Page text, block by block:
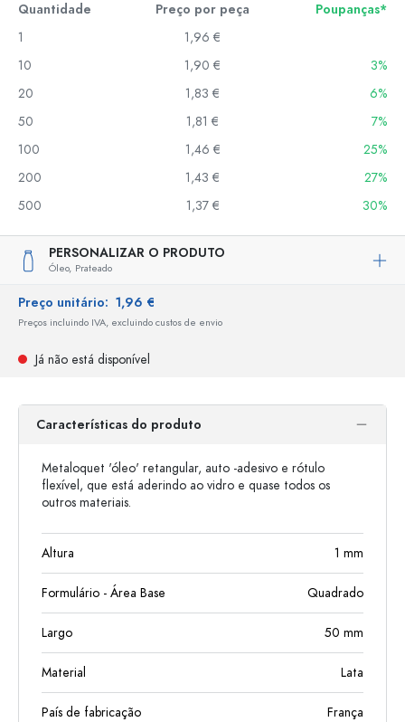
Quantidade Preço por peça
Poupanças*
1
1,96 €
10
1,90 €
3%
20
1,83 €
6%
50
1,81 €
7%
100
1,46 €
25%
200
1,43 €
27%
500
1,37 € 30%
PERSONALIZAR O PRODUTO
Óleo, Prateado
Preço unitário: 1,96 €
Preços incluindo IVA, excluindo custos de envio
Já não está disponível
Características do produto
Metaloquet 'óleo' retangular, auto -adesivo e rótulo
flexível, que está aderindo ao vidro e quase todos os
outros materiais.
Altura 1 mm
Formulário - Área Base Quadrado
Largo 50 mm
Material Lata
País de fabricação França